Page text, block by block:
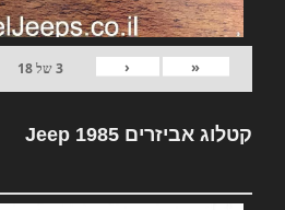
«
‹
3של18
קטלוג אביזרים Jeep 1985